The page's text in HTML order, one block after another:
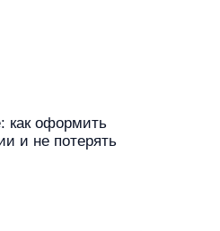
как оформить
и не потерять